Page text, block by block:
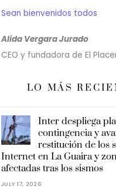
Sean bienvenidos todos
Alida Vergara Jurado
CEO y fundadora de El
LO MÁS
Inter despliega
contingencia y
restitución de los
Internet en La Guaira y
afectadas tras los sismos
JULY 17, 2026